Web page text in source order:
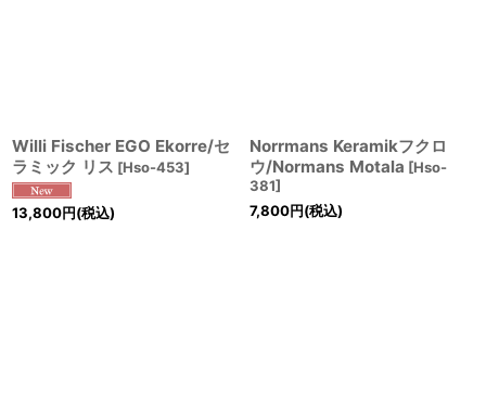
Willi Fischer EGO Ekorre/セ
ラミック リス [Hso-453]
13,800円(税込)
Norrmans Keramikフクロ
ウ/Normans Motala [Hso-
381]
7,800円(税込)